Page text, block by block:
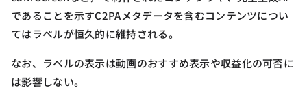
であることを示すC2PAメタデータを含むコンテンツについ
てはラベルが恒久的に維持される。
なお、ラベルの表示は動画のおすすめ表示や収益化の可否に
は影響しない。